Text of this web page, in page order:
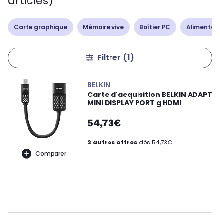
Carte graphique Mémoire vive Boîtier PC
Filtrer (1)
Comparer
BELKIN
Carte d'acquisition BELKIN ADAPT
MINI DISPLAY PORT g HDMI
54,73€
2 autres offres dès 54,73€